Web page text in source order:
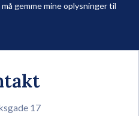
gemme mine oplysninger til
17